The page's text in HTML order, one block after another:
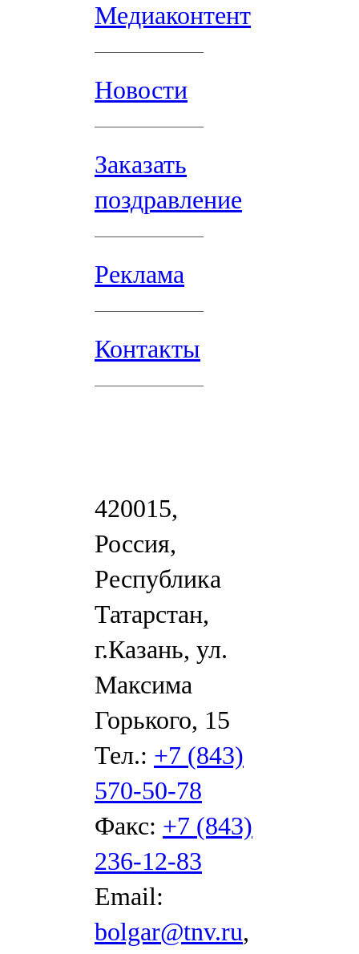
Медиаконтент
Новости
Заказать
поздравление
Реклама
Контакты
420015,
Россия,
Республика
Татарстан,
г.Казань, ул.
Максима
Горького, 15
Тел.: +7 (843)
570-50-78
Факс: +7 (843)
236-12-83
Email:
bolgar@tnv.ru,